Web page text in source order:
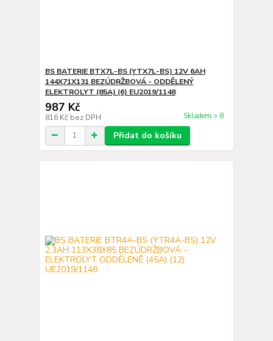
BS BATERIE BTX7L-BS (YTX7L-BS) 12V 6AH
144X71X131 BEZÚDRŽBOVÁ - ODDĚLENÝ
ELEKTROLYT (85A) (6) EU2019/1148
987 Kč
816 Kč bez DPH Skladem > 8
Přidat do košíku